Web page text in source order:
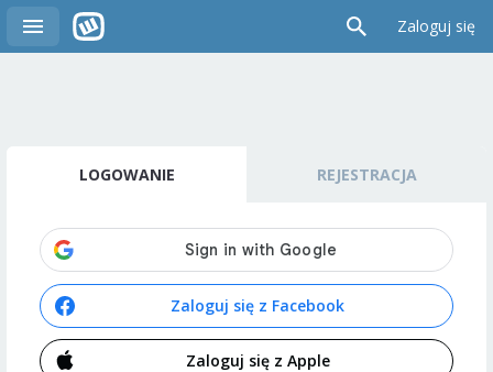
Zaloguj się
LOGOWANIE REJESTRACJA
Zaloguj się z Facebook
Zaloguj się z Apple